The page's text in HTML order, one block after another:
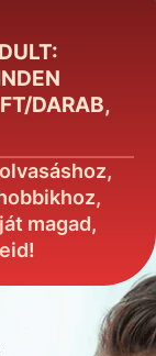
DARAB,
magad,